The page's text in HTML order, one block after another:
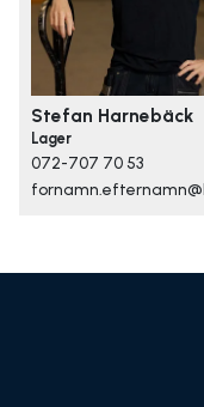
Stefan Harnebäck
Lager
072-707 70 53